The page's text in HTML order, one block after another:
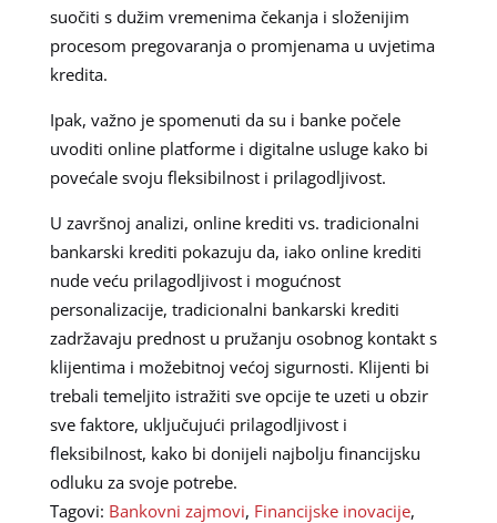
suočiti s dužim vremenima čekanja i složenijim
procesom pregovaranja o promjenama u uvjetima
kredita.
Ipak, važno je spomenuti da su i banke počele
uvoditi online platforme i digitalne usluge kako bi
povećale svoju fleksibilnost i prilagodljivost.
U završnoj analizi, online krediti vs. tradicionalni
bankarski krediti pokazuju da, iako online krediti
nude veću prilagodljivost i mogućnost
personalizacije, tradicionalni bankarski krediti
zadržavaju prednost u pružanju osobnog kontakt s
klijentima i možebitnoj većoj sigurnosti. Klijenti bi
trebali temeljito istražiti sve opcije te uzeti u obzir
sve faktore, uključujući prilagodljivost i
fleksibilnost, kako bi donijeli najbolju financijsku
odluku za svoje potrebe.
Tagovi: Bankovni zajmovi, Financijske inovacije,